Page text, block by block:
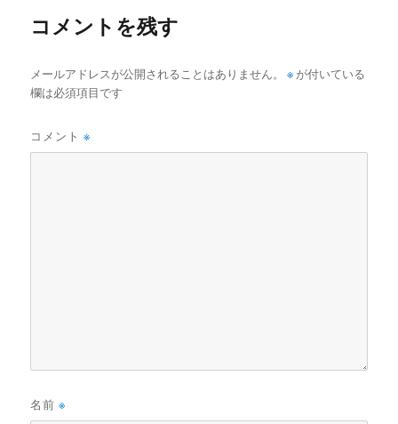
コメントを残す
メールアドレスが公開されることはありません。 ※ が付いている
欄は必須項目です
コメント※
名前※